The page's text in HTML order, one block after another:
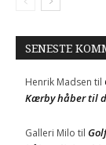
SENESTE
Henrik Madsen til
Kærby håber til
Galleri Milo til